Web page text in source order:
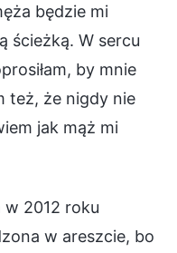
będzie mi
ścieżką. W sercu
by mnie
też, że nigdy nie
jak mąż mi
2012 roku
w areszcie, bo